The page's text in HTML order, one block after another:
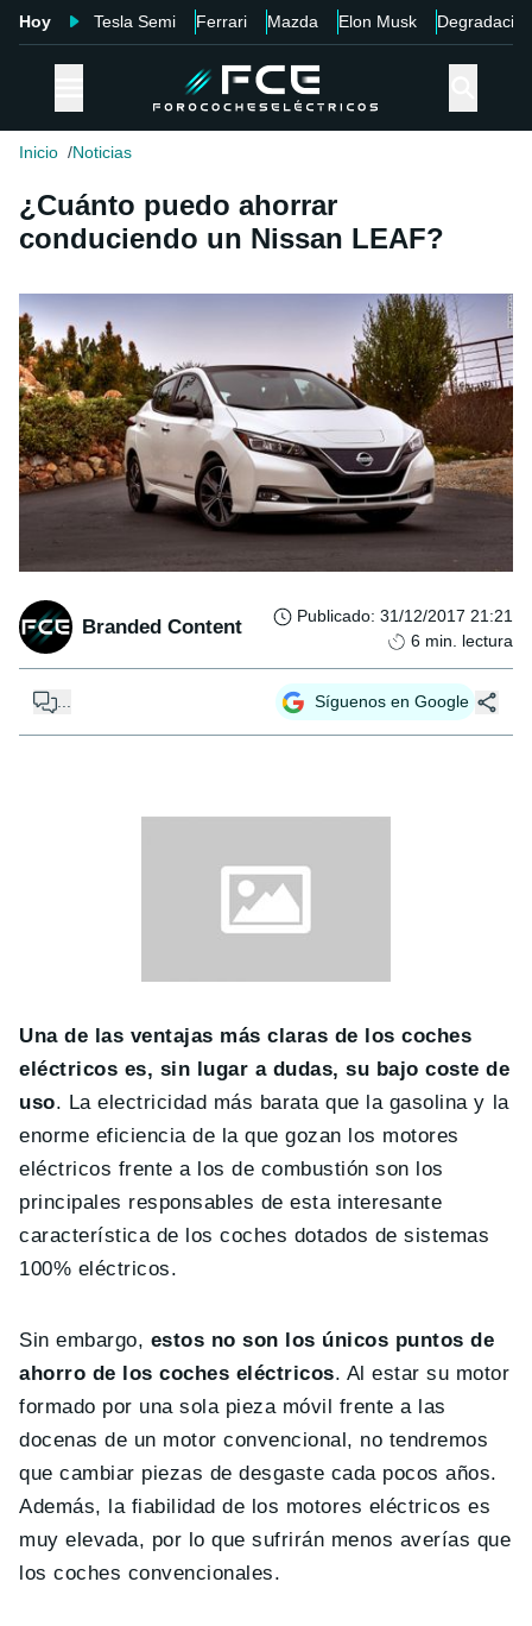
Hoy Tesla Semi Ferrari Mazda Elon Musk Degradación
Inicio Noticias
¿Cuánto puedo ahorrar
conduciendo un Nissan LEAF?
Branded Content Publicado: 31/12/2017 21:21
6 min. lectura
... Síguenos en Google
Una de las ventajas más claras de los coches
eléctricos es, sin lugar a dudas, su bajo coste de
uso. La electricidad más barata que la gasolina y la
enorme eficiencia de la que gozan los motores
eléctricos frente a los de combustión son los
principales responsables de esta interesante
característica de los coches dotados de sistemas
100% eléctricos.
Sin embargo, estos no son los únicos puntos de
ahorro de los coches eléctricos. Al estar su motor
formado por una sola pieza móvil frente a las
docenas de un motor convencional, no tendremos
que cambiar piezas de desgaste cada pocos años.
Además, la fiabilidad de los motores eléctricos es
muy elevada, por lo que sufrirán menos averías que
los coches convencionales.